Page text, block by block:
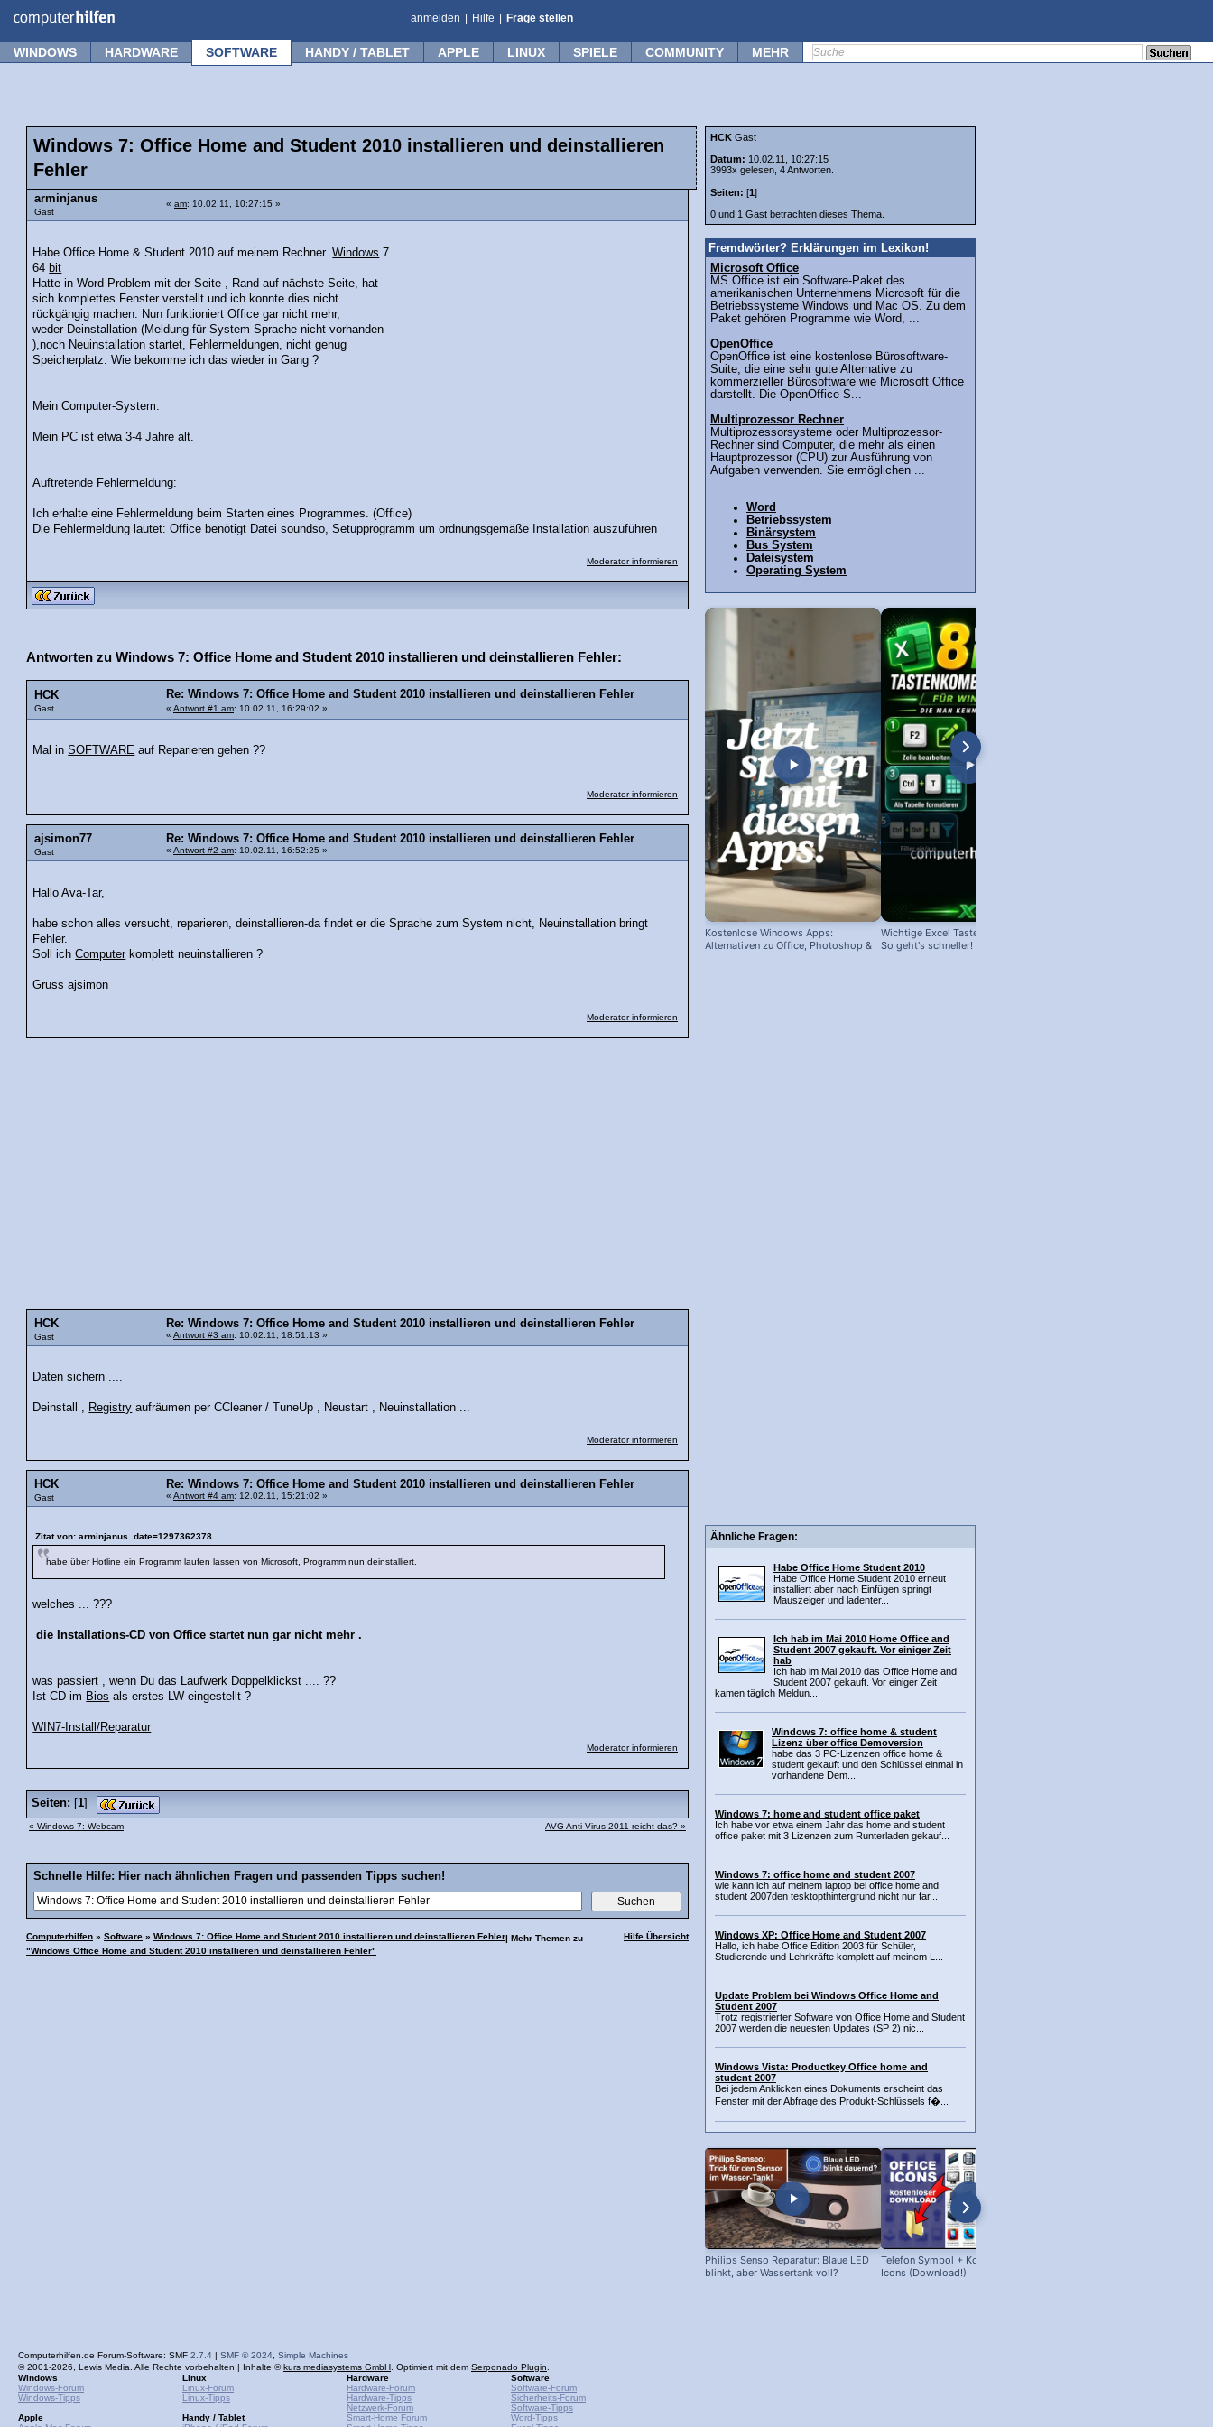
anmelden Hilfe Frage stellen
WINDOWS HARDWARE SOFTWARE HANDY / TABLET APPLE LINUX SPIELE COMMUNITY MEHR
Windows 7: Office Home and Student 2010 installieren und deinstallieren
Fehler
arminjanus
Gast
« am: 10.02.11, 10:27:15 »
Habe Office Home & Student 2010 auf meinem Rechner.Windows 7
64 bit
Hatte in Word Problem mit der Seite , Rand auf nächste Seite, hat
sich komplettes Fenster verstellt und ich konnte dies nicht
rückgängig machen. Nun funktioniert Office gar nicht mehr,
weder Deinstallation (Meldung für System Sprache nicht vorhanden
),noch Neuinstallation startet, Fehlermeldungen, nicht genug
Speicherplatz. Wie bekomme ich das wieder in Gang ?
Mein Computer-System:
Mein PC ist etwa 3-4 Jahre alt.
Auftretende Fehlermeldung:
Ich erhalte eine Fehlermeldung beim Starten eines Programmes. (Office)
Die Fehlermeldung lautet: Office benötigt Datei soundso, Setupprogramm um ordnungsgemäße Installation auszuführen
Moderator informieren
Antworten zu Windows 7: Office Home and Student 2010 installieren und deinstallieren Fehler:
HCK
Gast
Re: Windows 7: Office Home and Student 2010 installieren und deinstallieren Fehler
« Antwort #1 am: 10.02.11, 16:29:02 »
Mal inSOFTWARE auf Reparieren gehen ??
Moderator informieren
ajsimon77
Gast
Re: Windows 7: Office Home and Student 2010 installieren und deinstallieren Fehler
« Antwort #2 am: 10.02.11, 16:52:25 »
Hallo Ava-Tar,
habe schon alles versucht, reparieren, deinstallieren-da findet er die Sprache zum System nicht, Neuinstallation bringt
Fehler.
Soll ichComputerkomplett neuinstallieren ?
Gruss ajsimon
Moderator informieren
HCK
Gast
Re: Windows 7: Office Home and Student 2010 installieren und deinstallieren Fehler
« Antwort #3 am: 10.02.11, 18:51:13 »
Daten sichern ....
Deinstall , Registry aufräumen per CCleaner / TuneUp , Neustart , Neuinstallation ...
Moderator informieren
HCK
Gast
Re: Windows 7: Office Home and Student 2010 installieren und deinstallieren Fehler
« Antwort #4 am: 12.02.11, 15:21:02 »
Zitat von: arminjanus date=1297362378
habe über Hotline ein Programm laufen lassen von Microsoft, Programm nun deinstalliert.
welches ... ???
die Installations-CD von Office startet nun gar nicht mehr .
was passiert , wenn Du das Laufwerk Doppelklickst .... ??
Ist CD im Bios als erstes LW eingestellt ?
WIN7-Install/Reparatur
Moderator informieren
Seiten: [1]
« Windows 7: Webcam AVG Anti Virus 2011 reicht das? »
Schnelle Hilfe: Hier nach ähnlichen Fragen und passenden Tipps suchen!
Computerhilfen » Software » Windows 7: Office Home and Student 2010 installieren und deinstallieren Fehler Hilfe Übersicht
| Mehr Themen zu
"Windows Office Home and Student 2010 installieren und deinstallieren Fehler"
HCK Gast
Datum: 10.02.11, 10:27:15
3993x gelesen, 4 Antworten.
Seiten: [1]
0 und 1 Gast betrachten dieses Thema.
Fremdwörter? Erklärungen im Lexikon!
Microsoft Office
MS Office ist ein Software-Paket des
amerikanischen Unternehmens Microsoft für die
Betriebssysteme Windows und Mac OS. Zu dem
Paket gehören Programme wie Word, ...
OpenOffice
OpenOffice ist eine kostenlose Bürosoftware-
Suite, die eine sehr gute Alternative zu
kommerzieller Bürosoftware wie Microsoft Office
darstellt. Die OpenOffice S...
Multiprozessor Rechner
Multiprozessorsysteme oder Multiprozessor-
Rechner sind Computer, die mehr als einen
Hauptprozessor (CPU) zur Ausführung von
Aufgaben verwenden. Sie ermöglichen ...
Word
Betriebssystem
Binärsystem
Bus System
Dateisystem
Operating System
Kostenlose Windows Apps:
Alternativen zu Office, Photoshop &
Wichtige Excel Tastenkombinationen:
So geht's schneller!
Ähnliche Fragen:
Habe Office Home Student 2010
Habe Office Home Student 2010 erneut
installiert aber nach Einfügen springt
Mauszeiger und ladenter...
Ich hab im Mai 2010 Home Office and
Student 2007 gekauft. Vor einiger Zeit
hab
Ich hab im Mai 2010 das Office Home and
Student 2007 gekauft. Vor einiger Zeit
kamen täglich Meldun...
Windows 7: office home & student
Lizenz über office Demoversion
habe das 3 PC-Lizenzen office home &
student gekauft und den Schlüssel einmal in
vorhandene Dem...
Windows 7: home and student office paket
Ich habe vor etwa einem Jahr das home and student
office paket mit 3 Lizenzen zum Runterladen gekauf...
Windows 7: office home and student 2007
wie kann ich auf meinem laptop bei office home and
student 2007den tesktopthintergrund nicht nur far...
Windows XP: Office Home and Student 2007
Hallo, ich habe Office Edition 2003 für Schüler,
Studierende und Lehrkräfte komplett auf meinem L...
Update Problem bei Windows Office Home and
Student 2007
Trotz registrierter Software von Office Home and Student
2007 werden die neuesten Updates (SP 2) nic...
Windows Vista: Productkey Office home and
student 2007
Bei jedem Anklicken eines Dokuments erscheint das
Fenster mit der Abfrage des Produkt-Schlüssels f�...
Philips Senso Reparatur: Blaue LED
blinkt, aber Wassertank voll?
Telefon Symbol + Kostenlose Office
Icons (Download!)
Computerhilfen.de Forum-Software: SMF 2.7.4 | SMF © 2024 Simple Machines
© 2001-2026, Lewis Media. Alle Rechte vorbehalten | Inhalte ©kurs mediasystems GmbH . Optimiert mit dem Serponado Plugin
Windows
Windows-Forum
Windows-Tipps
Apple
Linux
Linux-Forum
Linux-Tipps
Handy / Tablet
Hardware
Hardware-Forum
Hardware-Tipps
Netzwerk-Forum
Smart-Home Forum
Software
Software-Forum
Sicherheits-Forum
Software-Tipps
Word-Tipps